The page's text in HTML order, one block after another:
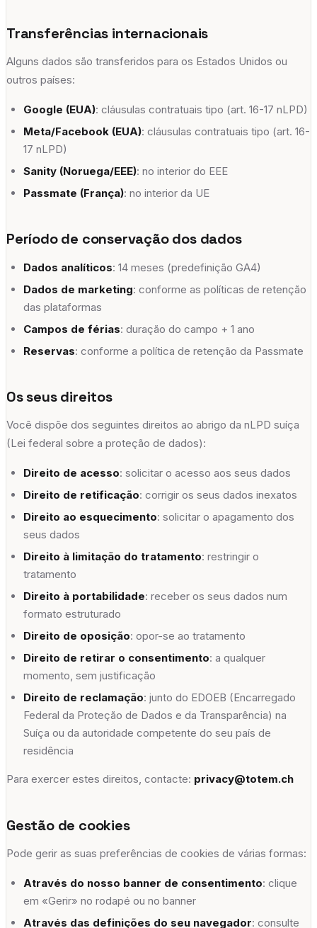
Transferências internacionais
Alguns dados são transferidos para os Estados Unidos ou
outros países:
Google (EUA): cláusulas contratuais tipo (art. 16-17 nLPD)
Meta/Facebook (EUA): cláusulas contratuais tipo (art. 16-
17 nLPD)
Sanity (Noruega/EEE): no interior do EEE
Passmate (França): no interior da UE
Período de conservação dos dados
Dados analíticos: 14 meses (predefinição GA4)
Dados de marketing: conforme as políticas de retenção
das plataformas
Campos de férias: duração do campo + 1 ano
Reservas: conforme a política de retenção da Passmate
Os seus direitos
Você dispõe dos seguintes direitos ao abrigo da nLPD suíça
(Lei federal sobre a proteção de dados):
Direito de acesso: solicitar o acesso aos seus dados
Direito de retificação: corrigir os seus dados inexatos
Direito ao esquecimento: solicitar o apagamento dos
seus dados
Direito à limitação do tratamento: restringir o
tratamento
Direito à portabilidade: receber os seus dados num
formato estruturado
Direito de oposição: opor-se ao tratamento
Direito de retirar o consentimento: a qualquer
momento, sem justificação
Direito de reclamação: junto do EDOEB (Encarregado
Federal da Proteção de Dados e da Transparência) na
Suíça ou da autoridade competente do seu país de
residência
Para exercer estes direitos, contacte: privacy@totem.ch
Gestão de cookies
Pode gerir as suas preferências de cookies de várias formas:
Através do nosso banner de consentimento: clique
em «Gerir» no rodapé ou no banner
Através das definições do seu navegador: consulte